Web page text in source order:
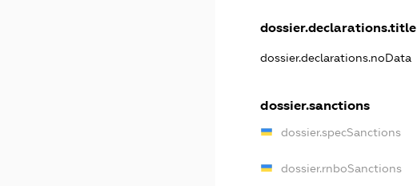
dossier.declarations.title
dossier.declarations.noData
dossier.sanctions
dossier.specSanctions
dossier.rnboSanctions